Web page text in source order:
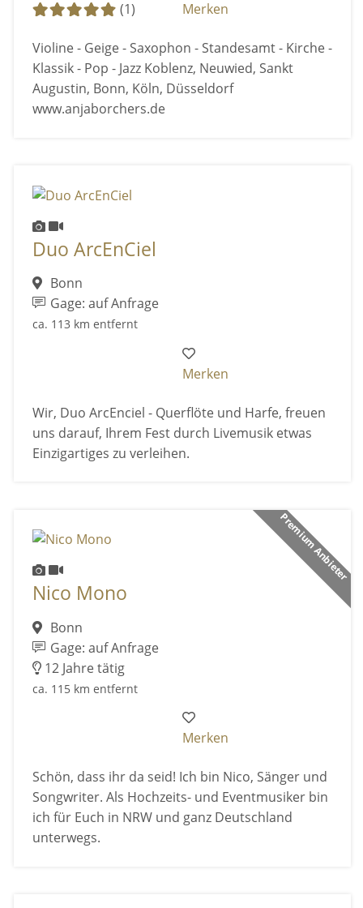
(1) Merken
Violine - Geige - Saxophon - Standesamt - Kirche -
Klassik - Pop - Jazz Koblenz, Neuwied, Sankt
Augustin, Bonn, Köln, Düsseldorf
www.anjaborchers.de
Duo ArcEnCiel
Bonn
Gage: auf Anfrage
ca. 113 km entfernt
Merken
Wir, Duo ArcEnciel - Querflöte und Harfe, freuen
uns darauf, Ihrem Fest durch Livemusik etwas
Einzigartiges zu verleihen.
Premium Anbieter
Nico Mono
Bonn
Gage: auf Anfrage
12 Jahre tätig
ca. 115 km entfernt
Merken
Schön, dass ihr da seid! Ich bin Nico, Sänger und
Songwriter. Als Hochzeits- und Eventmusiker bin
ich für Euch in NRW und ganz Deutschland
unterwegs.